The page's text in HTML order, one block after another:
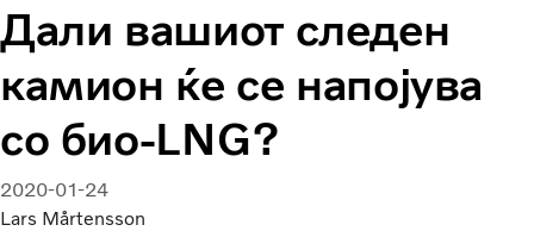
Транспортни решенија
Камиони
Кампањи
Услуги
Локатор на дилери
News
Дали вашиот следен
камион ќе се напојува
со био-LNG?
2020-01-24
Lars Mårtensson